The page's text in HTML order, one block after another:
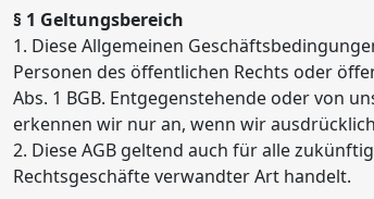
§ 1 Geltungsbereich
1. Diese Allgemeinen
Personen des öffentlichen Rechts oder
Abs. 1 BGB. Entgegenstehende oder von
erkennen wir nur an, wenn wir
2. Diese AGB geltend auch für alle
Rechtsgeschäfte verwandter Art handelt.